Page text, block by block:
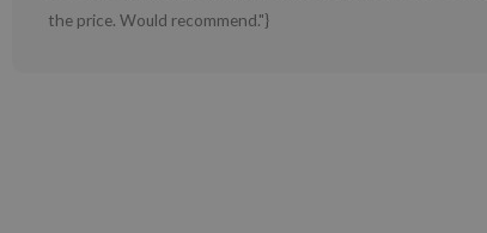
the price. Would recommend."}